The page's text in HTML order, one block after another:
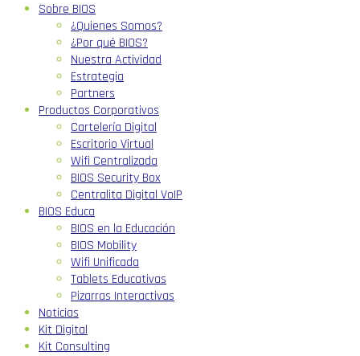
Sobre BIOS
¿Quienes Somos?
¿Por qué BIOS?
Nuestra Actividad
Estrategia
Partners
Productos Corporativos
Cartelería Digital
Escritorio Virtual
Wifi Centralizada
BIOS Security Box
Centralita Digital VoIP
BIOS Educa
BIOS en la Educación
BIOS Mobility
Wifi Unificada
Tablets Educativas
Pizarras Interactivas
Noticias
Kit Digital
Kit Consulting